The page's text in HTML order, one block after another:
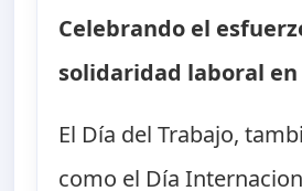
Celebrando el
solidaridad laboral en
El Día del Trabajo,
como el Día